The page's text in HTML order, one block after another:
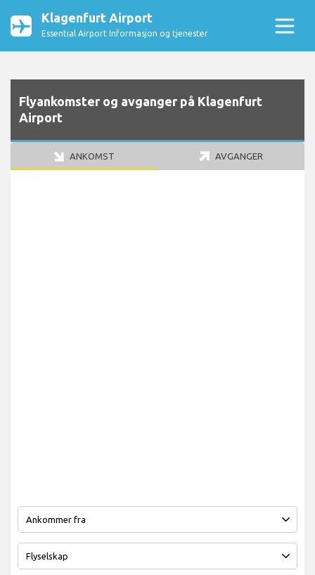
Klagenfurt Airport
Essential Airport Informasjon og tjenester
Flyankomster og avganger på Klagenfurt
Airport
ANKOMST AVGANGER